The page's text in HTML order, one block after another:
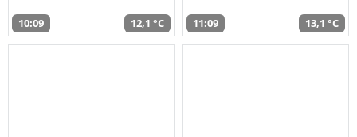
10:09 12,1 °C 11:09 13,1 °C